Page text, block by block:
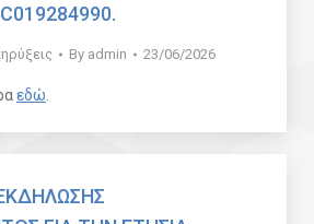
By admin 23/06/2026
εδώ